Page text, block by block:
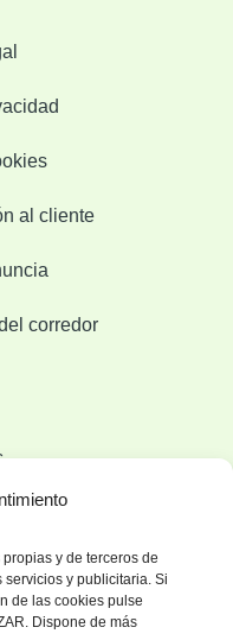
y de terceros de
y publicitaria. Si
de las cookies pulse
Dispone de más
al cliente
corredor